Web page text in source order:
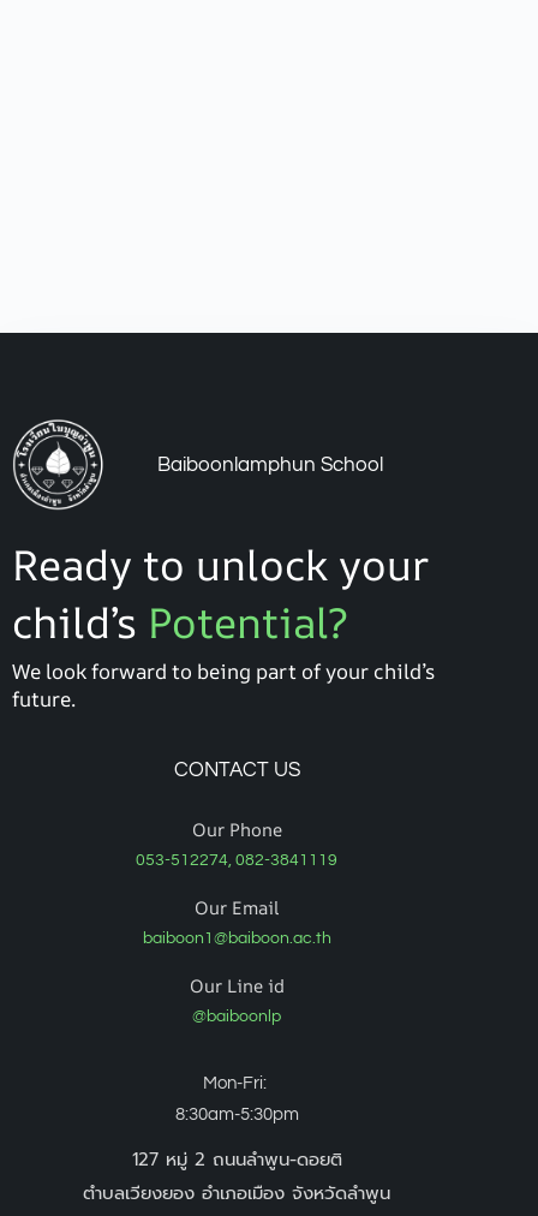
Baiboonlamphun School
Ready to unlock your
child’s Potential?
We look forward to being part of your child’s
future.
CONTACT US
Our Phone
053-512274, 082-3841119
Our Email
baiboon1@baiboon.ac.th
Our Line id
@baiboonlp
Mon-Fri:
8:30am-5:30pm
127 หมู่ 2 ถนนลำพูน-ดอยติ
ตำบลเวียงยอง อำเภอเมือง จังหวัดลำพูน